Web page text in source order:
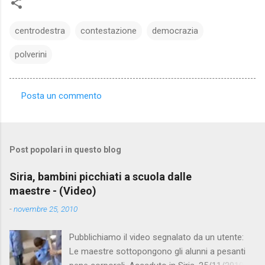
centrodestra contestazione democrazia
polverini
e
n
t
Posta un commento
Post popolari in questo blog
Siria, bambini picchiati a scuola dalle
maestre - (Video)
-novembre 25, 2010
Pubblichiamo il video segnalato da un utente:
Le maestre sottopongono gli alunni a pesanti